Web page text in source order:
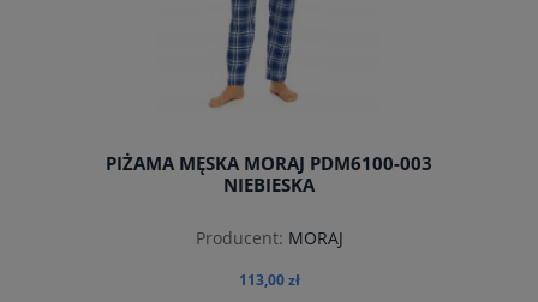
PIŻAMA MĘSKA MORAJ PDM6100-003
NIEBIESKA
Producent: MORAJ
113,00 zł